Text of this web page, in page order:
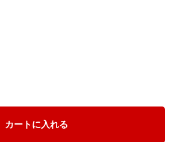
カートに入れる